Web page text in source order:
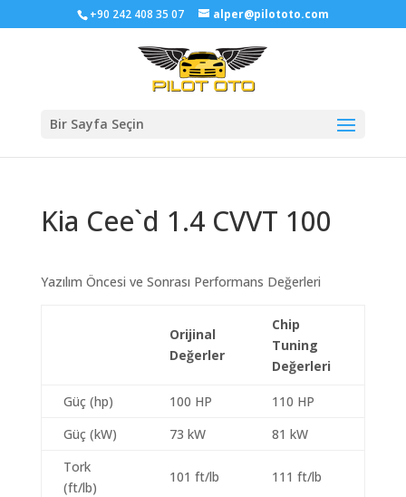
+90 242 408 35 07 alper@pilototo.com
Bir Sayfa Seçin
Kia Cee`d 1.4 CVVT 100
Yazılım Öncesi ve Sonrası Performans Değerleri
Orijinal
Değerler
Chip
Tuning
Değerleri
Güç (hp) 100 HP
110 HP
Güç (kW)
73 kW
81 kW
Tork
(ft/lb)
101 ft/lb 111 ft/lb